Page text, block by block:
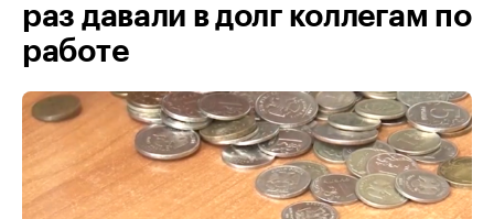
раз давали в долг коллегам по
работе